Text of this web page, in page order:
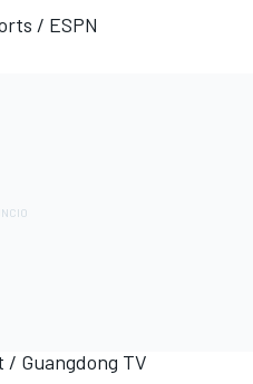
/ ESPN
/ Guangdong TV